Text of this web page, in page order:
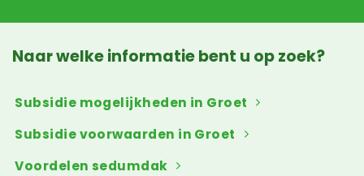
Naar welke informatie bent u op zoek?
Subsidie mogelijkheden in Groet
Subsidie voorwaarden in Groet
Voordelen sedumdak